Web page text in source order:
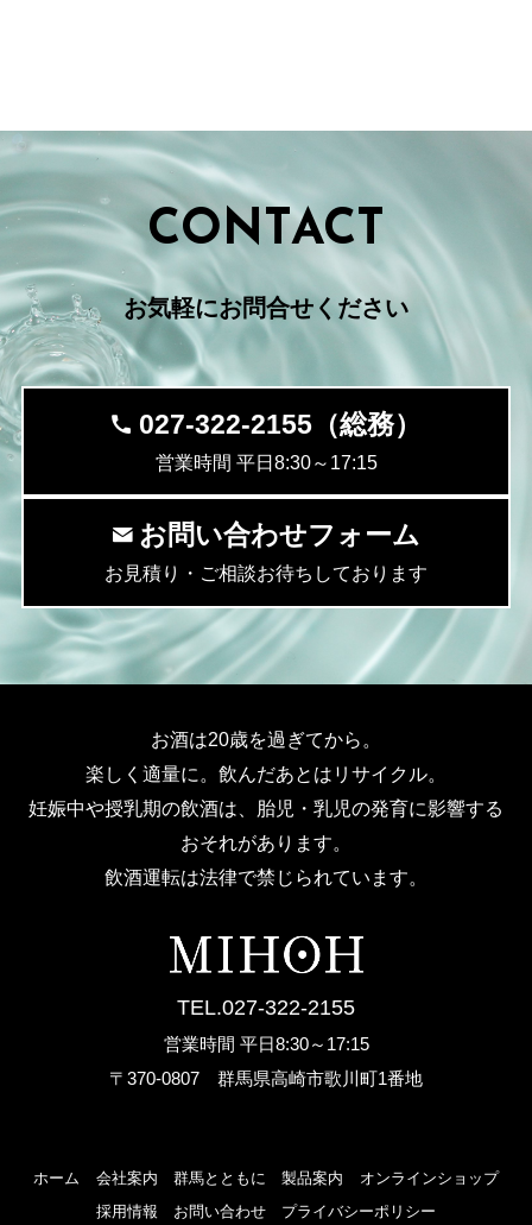
CONTACT
お気軽にお問合せください
027-322-2155（総務）
営業時間 平日8:30～17:15
お問い合わせフォーム
お見積り・ご相談お待ちしております
お酒は20歳を過ぎてから。
楽しく適量に。飲んだあとはリサイクル。
妊娠中や授乳期の飲酒は、胎児・乳児の発育に影響する
おそれがあります。
飲酒運転は法律で禁じられています。
TEL.027-322-2155
営業時間 平日8:30～17:15
〒370-0807 群馬県高崎市歌川町1番地
ホーム 会社案内 群馬とともに 製品案内
オンラインショップ
採用情報
お問い合わせ プライバシーポリシー